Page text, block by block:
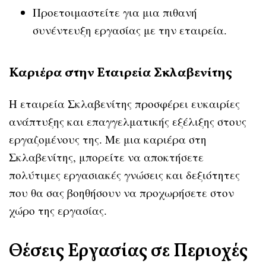
Προετοιμαστείτε για μια πιθανή
συνέντευξη εργασίας με την εταιρεία.
Καριέρα στην Εταιρεία Σκλαβενίτης
Η εταιρεία Σκλαβενίτης προσφέρει ευκαιρίες
ανάπτυξης και επαγγελματικής εξέλιξης στους
εργαζομένους της. Με μια καριέρα στη
Σκλαβενίτης, μπορείτε να αποκτήσετε
πολύτιμες εργασιακές γνώσεις και δεξιότητες
που θα σας βοηθήσουν να προχωρήσετε στον
χώρο της εργασίας.
Θέσεις Εργασίας σε Περιοχές